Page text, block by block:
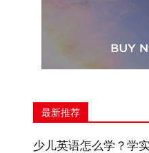
最新推荐
少儿英语怎么学？学